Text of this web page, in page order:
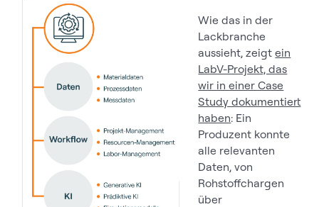
Wie das in der
Lackbranche
aussieht, zeigtein
LabV-Projekt, das
wir in einer Case
Study dokumentiert
haben: Ein
Produzent konnte
alle relevanten
Daten, von
Rohstoffchargen
über